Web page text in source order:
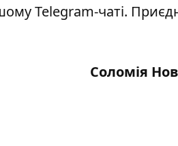
Telegram-чаті.
Соломія